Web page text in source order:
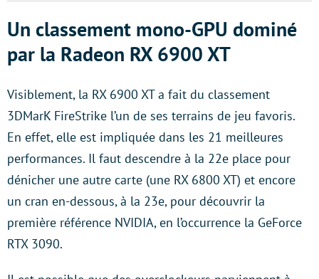
Un classement mono-GPU dominé
par la Radeon RX 6900 XT
Visiblement, la RX 6900 XT a fait du classement
3DMarK FireStrike l’un de ses terrains de jeu favoris.
En effet, elle est impliquée dans les 21 meilleures
performances. Il faut descendre à la 22e place pour
dénicher une autre carte (une RX 6800 XT) et encore
un cran en-dessous, à la 23e, pour découvrir la
première référence NVIDIA, en l’occurrence la GeForce
RTX 3090.